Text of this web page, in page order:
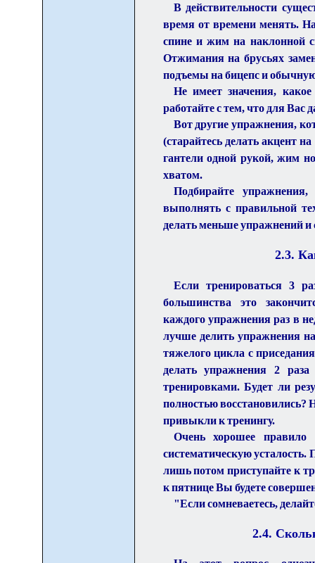
В действительности
время от времени менять.
спине и жим на наклонной
Отжимания на брусьях
подъемы на бицепс и
Не имеет значения,
работайте с тем, что для Вас
Вот другие упражнения,
(старайтесь делать акцент
гантели одной рукой, жим
хватом.
Подбирайте
выполнять с правильной
делать меньше упражнений и
2.3.
Если тренироваться 3
большинства это
каждого упражнения раз в
лучше делить упражнения
тяжелого цикла с
делать упражнения 2
тренировками. Будет ли
полностью восстановились?
привыкли к тренингу.
Очень хорошее правило
систематическую усталость.
лишь потом приступайте к
к пятнице Вы будете
"Если сомневаетесь,
2.4.